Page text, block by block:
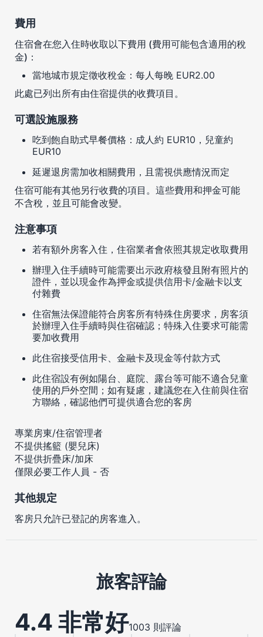
費用
住宿會在您入住時收取以下費用 (費用可能包含適用的稅
金)：
當地城市規定徵收稅金：每人每晚 EUR2.00
此處已列出所有由住宿提供的收費項目。
可選設施服務
吃到飽自助式早餐價格：成人約 EUR10，兒童約
EUR10
延遲退房需加收相關費用，且需視供應情況而定
住宿可能有其他另行收費的項目。這些費用和押金可能
不含稅，並且可能會改變。
注意事項
若有額外房客入住，住宿業者會依照其規定收取費用
辦理入住手續時可能需要出示政府核發且附有照片的
證件，並以現金作為押金或提供信用卡/金融卡以支
付雜費
住宿無法保證能符合房客所有特殊住房要求，房客須
於辦理入住手續時與住宿確認；特殊入住要求可能需
要加收費用
此住宿接受信用卡、金融卡及現金等付款方式
此住宿設有例如陽台、庭院、露台等可能不適合兒童
使用的戶外空間；如有疑慮，建議您在入住前與住宿
方聯絡，確認他們可提供適合您的客房
專業房東/住宿管理者
不提供搖籃 (嬰兒床)
不提供折疊床/加床
僅限必要工作人員 - 否
其他規定
客房只允許已登記的房客進入。
旅客評論
4.4 非常好1003 則評論